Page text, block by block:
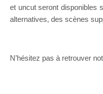
et uncut seront disponibles
alternatives, des scènes
N’hésitez pas à retrouver